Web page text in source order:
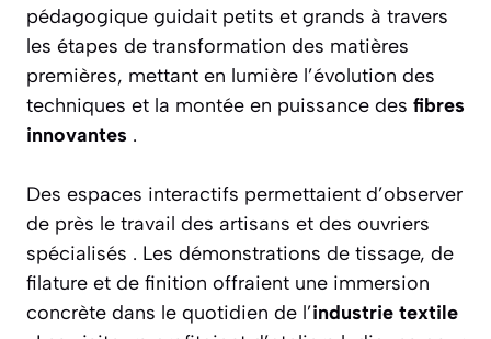
pédagogique guidait petits et grands à travers
les étapes de transformation des matières
premières, mettant en lumière l’évolution des
techniques et la montée en puissance des fibres
innovantes .
Des espaces interactifs permettaient d’observer
de près le travail des artisans et des ouvriers
spécialisés . Les démonstrations de tissage, de
filature et de finition offraient une immersion
concrète dans le quotidien de l’industrie textile